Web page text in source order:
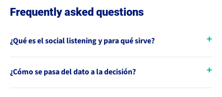
Frequently asked questions
¿Qué es el social listening y para qué sirve?
¿Cómo se pasa del dato a la decisión?